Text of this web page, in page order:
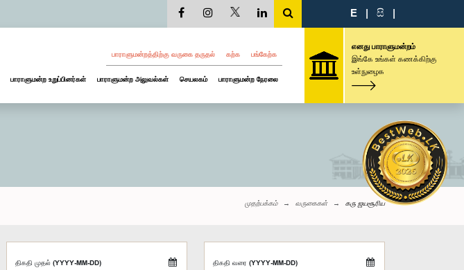
E | සි |
பாராளுமன்றத்திற்கு வருகை தருதல் கற்க பங்கேற்க
பாராளுமன்ற உறுப்பினர்கள் பாராளுமன்ற அலுவல்கள் செயலகம் பாராளுமன்ற நேரலை
எனது பாராளுமன்றம்
இங்கே உங்கள் கணக்கிற்கு
உள்நுழைக
முதற்பக்கம் வருகைகள் கரு ஜயசூரிய
திகதி முதல் (YYYY-MM-DD) திகதி வரை (YYYY-MM-DD)